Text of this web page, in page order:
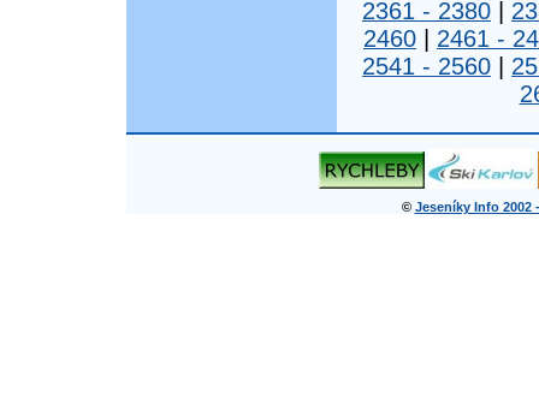
2361 - 2380
2460
2461 -
2541 - 2560
© Jeseníky Info 2002